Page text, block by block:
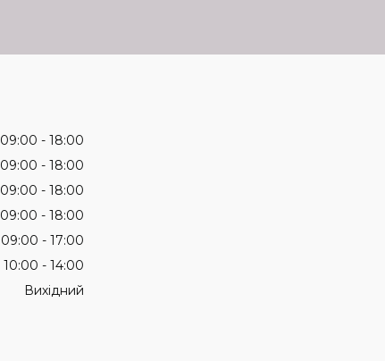
09:00
18:00
09:00
18:00
09:00
18:00
09:00
18:00
09:00
17:00
10:00
14:00
Вихідний